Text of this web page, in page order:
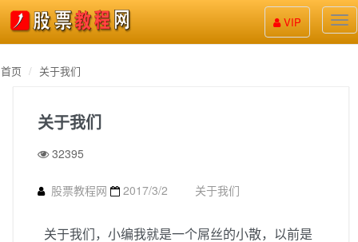
股
票
VIP
首页 关于我们
关于我们
32395
股票教程网 2017/3/2 关于我们
关于我们，小编我就是一个屌丝的小散，以前是